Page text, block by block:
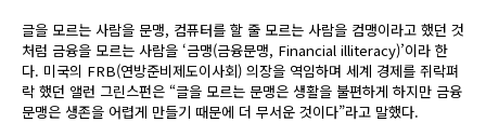
글을 모르는 사람을 문맹, 컴퓨터를 할 줄 모르는 사람을 컴맹이라고 했던 것
처럼 금융을 모르는 사람을 ‘금맹(금융문맹, Financial illiteracy)’이라 한
다. 미국의 FRB(연방준비제도이사회) 의장을 역임하며 세계 경제를 쥐락펴
락 했던 앨런 그린스펀은 “글을 모르는 문맹은 생활을 불편하게 하지만 금융
문맹은 생존을 어렵게 만들기 때문에 더 무서운 것이다”라고 말했다.